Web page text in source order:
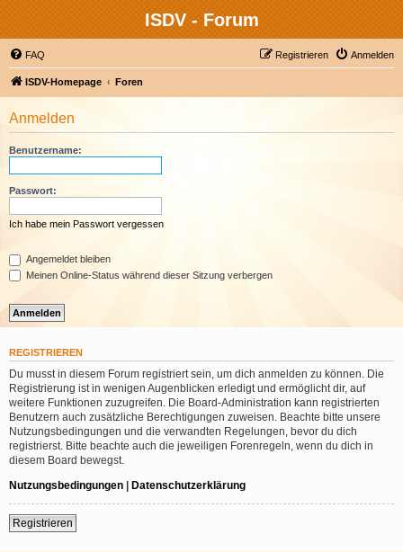
ISDV - Forum
FAQ Anmelden
Registrieren
ISDV-Homepage Foren
Anmelden
Benutzername:
Passwort:
Ich habe mein Passwort vergessen
Angemeldet bleiben
Meinen Online-Status während dieser Sitzung verbergen
REGISTRIEREN
Du musst in diesem Forum registriert sein, um dich anmelden zu können. Die
Registrierung ist in wenigen Augenblicken erledigt und ermöglicht dir, auf
weitere Funktionen zuzugreifen. Die Board-Administration kann registrierten
Benutzern auch zusätzliche Berechtigungen zuweisen. Beachte bitte unsere
Nutzungsbedingungen und die verwandten Regelungen, bevor du dich
registrierst. Bitte beachte auch die jeweiligen Forenregeln, wenn du dich in
diesem Board bewegst.
Nutzungsbedingungen | Datenschutzerklärung
Registrieren